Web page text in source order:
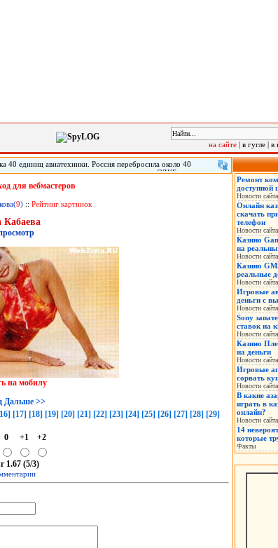
на сайте | в гугле | в
единиц авиатехники. Россия перебросила около 40
сил оперативного реагирования ОДКБ в
Ярослав Рощупкин. «Около 40 самолетов и
на три оперативных аэродрома Таджикистана для участия
для вебмастеров
9) :: Рейтинг картинок
Кабаева
на мобилу
Дальше >>
[17] [18] [19] [20] [21] [22] [23] [24] [25] [26] [27] [28] [29]
0 +1 +2
1.67 (5/3)
Ремонт
доступной
Новости сайта
Онлайн
скачать
телефон
Новости сайта
Казино
на
Новости сайта
Казино
реальные
Новости сайта
Игровые
деньги с
Новости сайта
Sony
ставок на
Новости сайта
Казино
на деньги
Новости сайта
Игровые
сорвать
Новости сайта
В какие
играть в
онлайн?
Новости сайта
14
которые
Факты